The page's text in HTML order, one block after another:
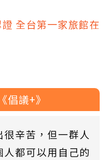
全台第一家旅館在
議+》
很辛苦，但一群人
都可以用自己的